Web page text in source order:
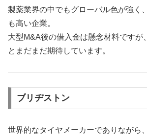
製薬業界の中でもグローバル色が強く
も高い企業。
大型M&A後の借入金は懸念材料ですが
とまだまだ期待しています。
ブリヂストン
世界的なタイヤメーカーでありながら